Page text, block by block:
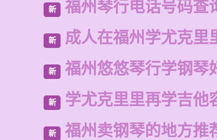
新 福州琴行电话号码查
新 成人在福州学尤克里
新 福州悠悠琴行学钢琴
新 学尤克里里再学吉他
新 福州卖钢琴的地方推